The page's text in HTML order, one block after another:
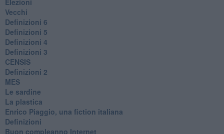
Vecchi
Definizioni 6
Definizioni 5
Definizioni 4
Definizioni 3
CENSIS
​Definizioni 2
MES
Le sardine
La plastica
​Enrico Piaggio, una fiction italiana
Definizioni
​Buon compleanno Internet